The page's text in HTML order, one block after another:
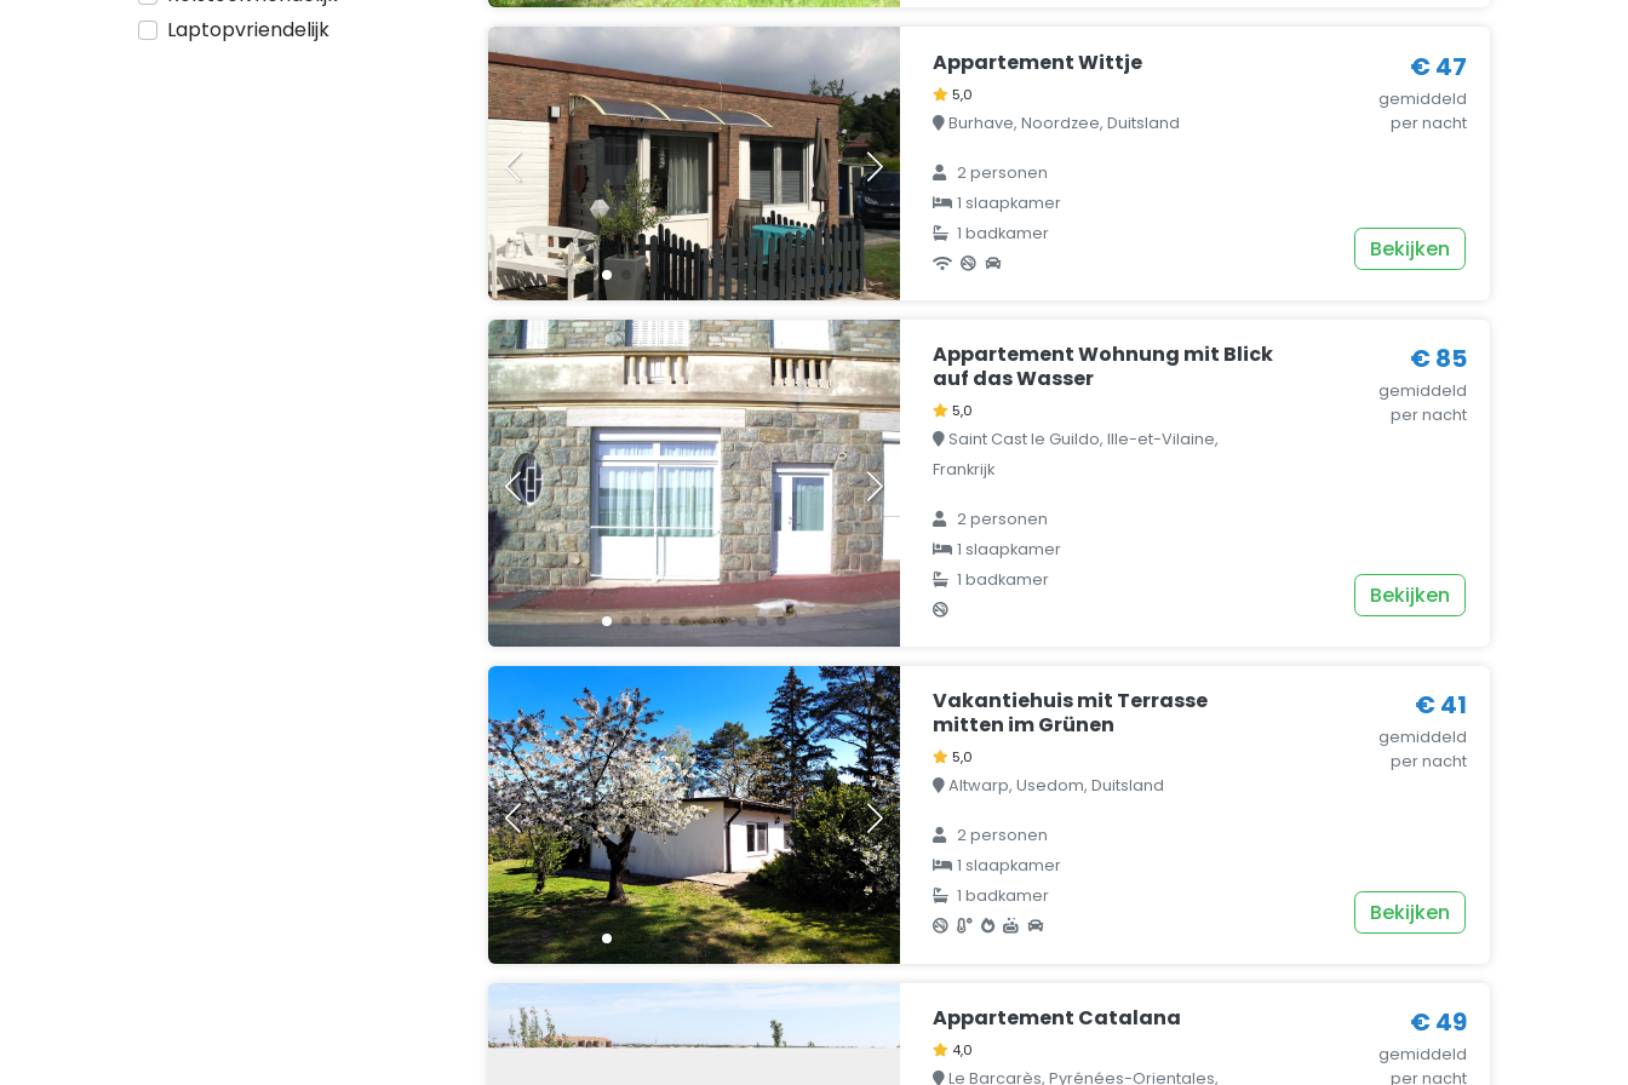
Laptopvriendelijk
Appartement Wittje
5,0
Burhave, Noordzee, Duitsland
2 personen
1 slaapkamer
1 badkamer
€ 47
gemiddeld
per nacht
Bekijken
Appartement Wohnung mit Blick
auf das Wasser
5,0
Saint Cast le Guildo, Ille-et-Vilaine,
Frankrijk
2 personen
1 slaapkamer
1 badkamer
€ 85
gemiddeld
per nacht
Bekijken
Vakantiehuis mit Terrasse
mitten im Grünen
5,0
Altwarp, Usedom, Duitsland
2 personen
1 slaapkamer
1 badkamer
€ 41
gemiddeld
per nacht
Bekijken
Appartement Catalana
4,0
Le Barcarès, Pyrénées-Orientales,
€ 49
gemiddeld
per nacht